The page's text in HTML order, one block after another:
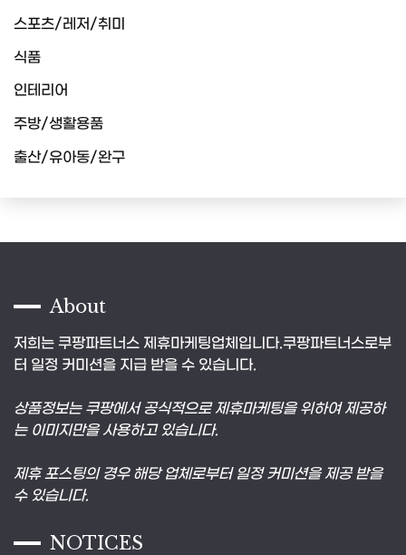
스포츠/레저/취미
식품
인테리어
주방/생활용품
출산/유아동/완구
About
저희는 쿠팡파트너스 제휴마케팅업체입니다.쿠팡파트너스로부
터 일정 커미션을 지급 받을 수 있습니다.
상품정보는 쿠팡에서 공식적으로 제휴마케팅을 위하여 제공하
는 이미지만을 사용하고 있습니다.
제휴 포스팅의 경우 해당 업체로부터 일정 커미션을 제공 받을
수 있습니다.
NOTICES